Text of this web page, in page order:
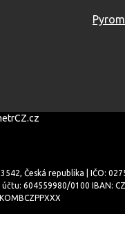
Česká republika | IČO:
604559980/0100 IBAN: